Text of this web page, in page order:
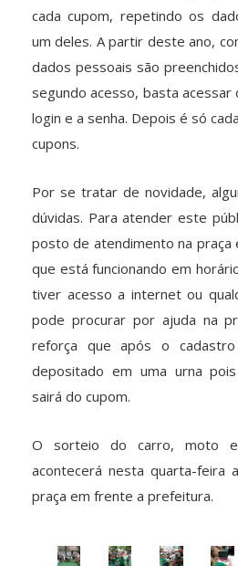
cada cupom, repetindo os
um deles. A partir deste ano,
dados pessoais são
segundo acesso, basta
login e a senha. Depois é só
cupons.
Por se tratar de novidade,
dúvidas. Para atender este
posto de atendimento na
que está funcionando em
tiver acesso a internet ou
pode procurar por ajuda na
reforça que após o
depositado em uma urna
sairá do cupom.
O sorteio do carro, moto e
acontecerá nesta quarta-feira
praça em frente a prefeitura.